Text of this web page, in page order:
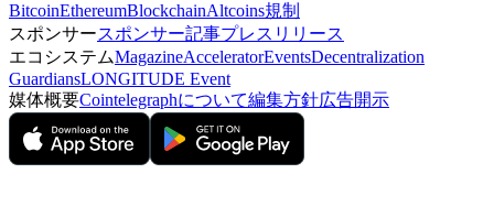
BitcoinEthereumBlockchainAltcoins規制
スポンサースポンサー記事プレスリリース
エコシステムMagazineAcceleratorEventsDecentralization
GuardiansLONGITUDE Event
媒体概要Cointelegraphについて編集方針広告開示